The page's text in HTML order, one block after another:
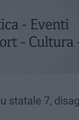
statale 7,